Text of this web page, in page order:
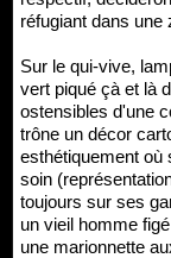
réfugiant dans une
Sur le qui-vive,
vert piqué çà et là
ostensibles d'une
trône un décor
esthétiquement où
soin
toujours sur ses
un vieil homme
une marionnette